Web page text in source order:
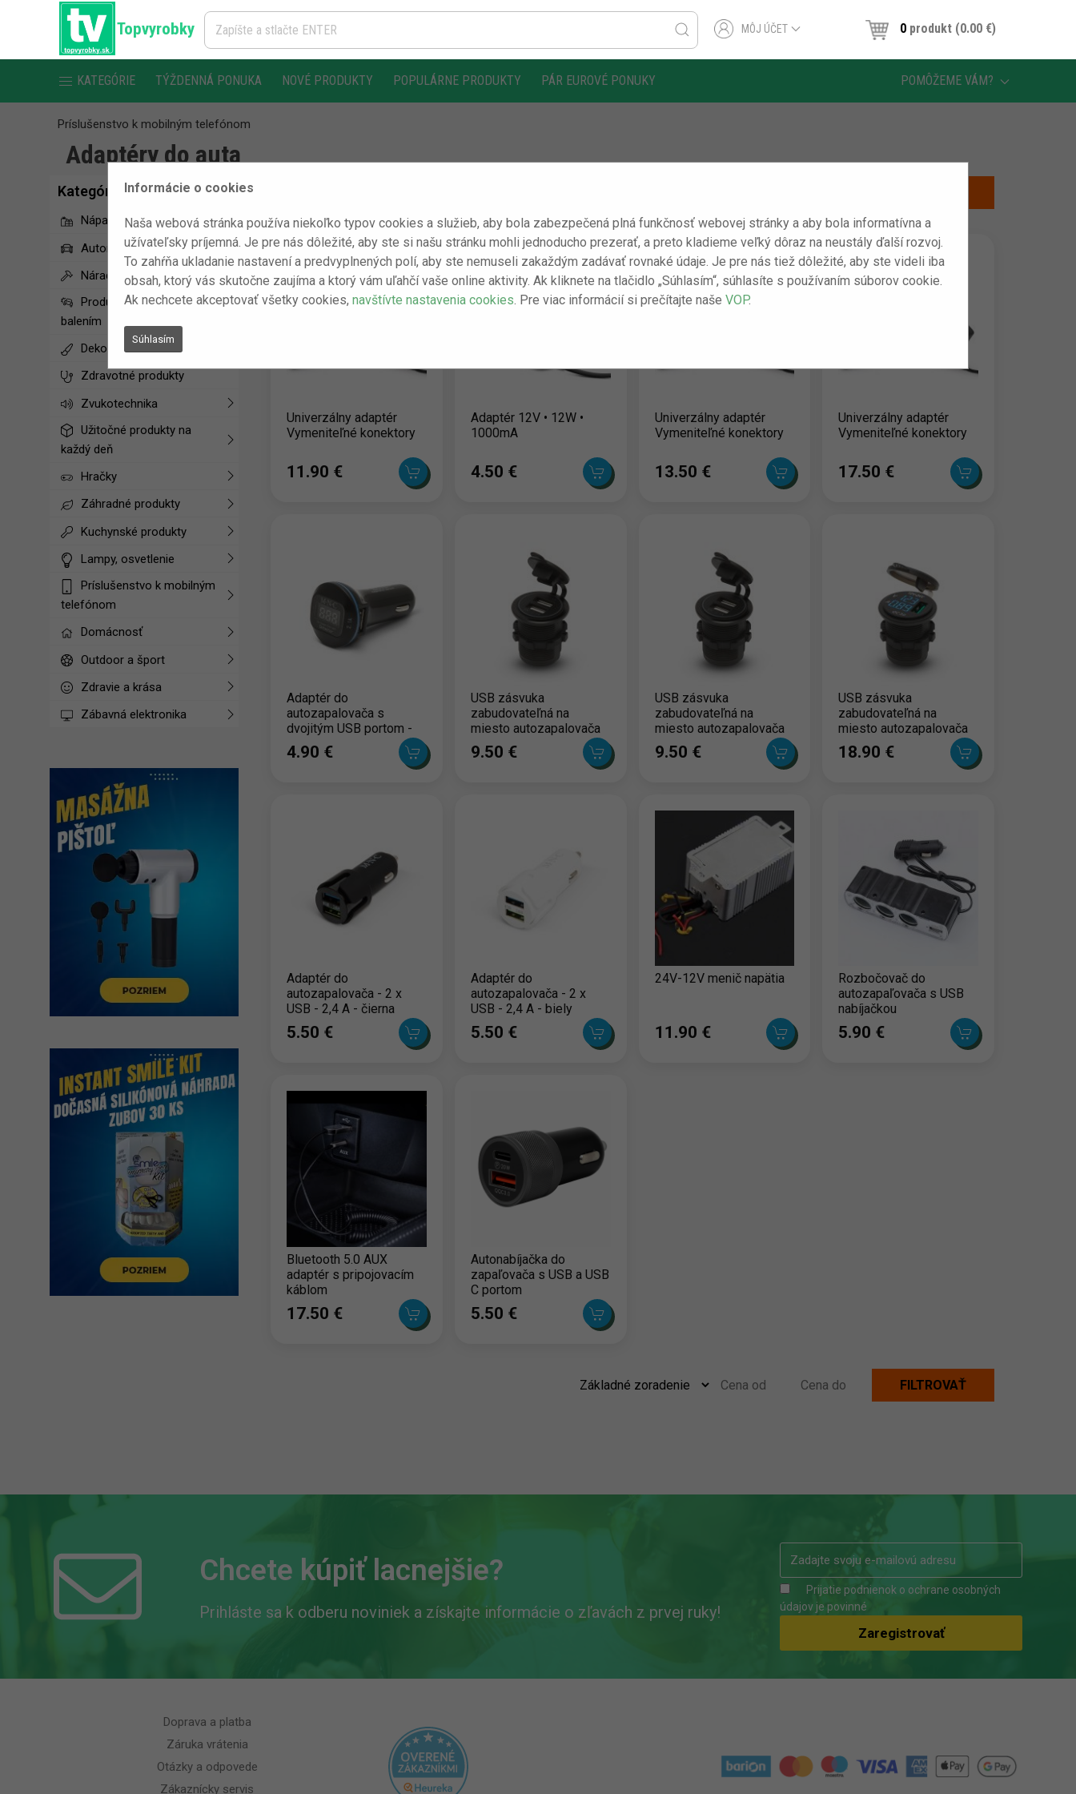
Informácie o cookies
Naša webová stránka používa niekoľko typov cookies a služieb, aby bola zabezpečená plná funkčnosť webovej stránky a aby bola informatívna a
užívateľsky príjemná. Je pre nás dôležité, aby ste si našu stránku mohli jednoducho prezerať, a preto kladieme veľký dôraz na neustály ďalší rozvoj.
To zahŕňa ukladanie nastavení a predvyplnených polí, aby ste nemuseli zakaždým zadávať rovnaké údaje. Je pre nás tiež dôležité, aby ste videli iba
obsah, ktorý vás skutočne zaujíma a ktorý vám uľahčí vaše online aktivity. Ak kliknete na tlačidlo „Súhlasím“, súhlasíte s používaním súborov cookie.
Ak nechcete akceptovať všetky cookies,navštívte nastavenia cookies . Pre viac informácií si prečítajte našeVOP.
Súhlasím
Topvyrobky MÔJ ÚČET 0produkt (0.00 ‎€)
KATEGÓRIE TÝŽDENNÁ PONUKA NOVÉ PRODUKTY POPULÁRNE PRODUKTY PÁR EUROVÉ PONUKY POMÔŽEME VÁM?
Príslušenstvo k mobilným telefónom
Adaptéry do auta
Kategórie
Nápady na darčeky
Automobilové doplnky
Náradie
Produkty s poškodeným
balením
Dekoračné produkty
Zdravotné produkty
Zvukotechnika
Užitočné produkty na
každý deň
Hračky
Záhradné produkty
Kuchynské produkty
Lampy, osvetlenie
Príslušenstvo k mobilným
telefónom
Domácnosť
Outdoor a šport
Zdravie a krása
Zábavná elektronika
Univerzálny adaptér
Vymeniteľné konektory
11.90 ‎€
Adaptér 12V • 12W •
1000mA
4.50 ‎€
Univerzálny adaptér
Vymeniteľné konektory
13.50 ‎€
Univerzálny adaptér
Vymeniteľné konektory
17.50 ‎€
Adaptér do
autozapalovača s
dvojitým USB portom -
čierny
4.90 ‎€
USB zásvuka
zabudovateľná na
miesto autozapalovača
2 x USB - 5V -
9.50 ‎€
USB zásvuka
zabudovateľná na
miesto autozapalovača
2 x USB - 5V
9.50 ‎€
USB zásvuka
zabudovateľná na
miesto autozapalovača
1 x USB
18.90 ‎€
Adaptér do
autozapalovača - 2 x
USB - 2,4 A - čierna
5.50 ‎€
Adaptér do
autozapalovača - 2 x
USB - 2,4 A - biely
5.50 ‎€
24V-12V menič napätia
11.90 ‎€
Rozbočovač do
autozapaľovača s USB
nabíjačkou
5.90 ‎€
Bluetooth 5.0 AUX
adaptér s pripojovacím
káblom
17.50 ‎€
Autonabíjačka do
zapaľovača s USB a USB
C portom
5.50 ‎€
Chcete kúpiť lacnejšie?
Prihláste sa k odberu noviniek a získajte informácie o zľavách z prvej ruky!
Prijatie podnienok o ochrane osobných
údajov je povinné
Doprava a platba
Záruka vrátenia
Otázky a odpovede
Zákaznícky servis